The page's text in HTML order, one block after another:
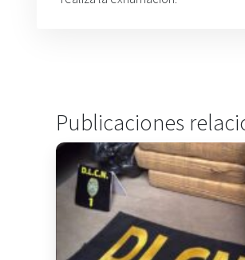
Publicaciones